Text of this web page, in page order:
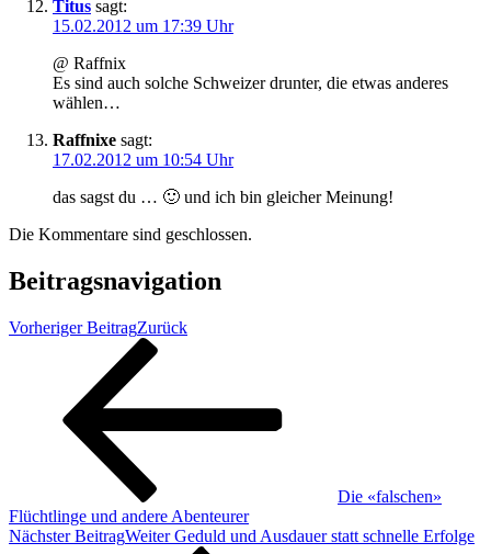
Titus sagt:
15.02.2012 um 17:39 Uhr
@ Raffnix
Es sind auch solche Schweizer drunter, die etwas anderes
wählen…
Raffnixe sagt:
17.02.2012 um 10:54 Uhr
das sagst du … 🙂 und ich bin gleicher Meinung!
Die Kommentare sind geschlossen.
Beitragsnavigation
Vorheriger BeitragZurück
Die «falschen»
Flüchtlinge und andere Abenteurer
Nächster BeitragWeiter Geduld und Ausdauer statt schnelle Erfolge